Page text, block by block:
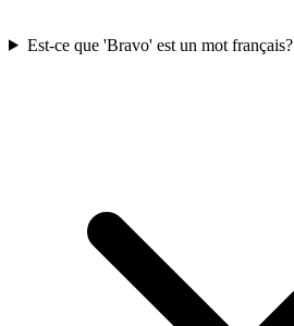
Est-ce que 'Bravo' est un mot français?